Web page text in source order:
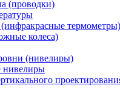
(проводки)
термометры)
колеса)
(нивелиры)
нивелиры